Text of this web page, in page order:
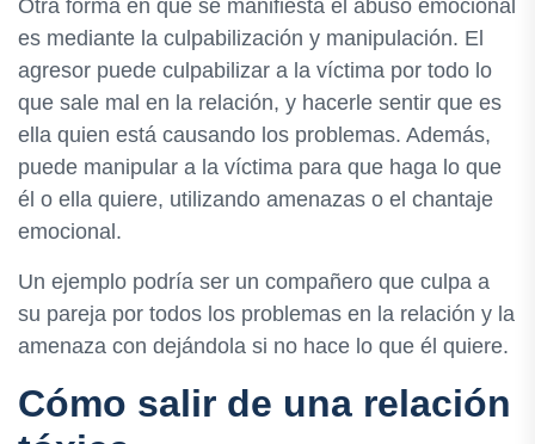
Otra forma en que se manifiesta el abuso emocional
es mediante la culpabilización y manipulación. El
agresor puede culpabilizar a la víctima por todo lo
que sale mal en la relación, y hacerle sentir que es
ella quien está causando los problemas. Además,
puede manipular a la víctima para que haga lo que
él o ella quiere, utilizando amenazas o el chantaje
emocional.
Un ejemplo podría ser un compañero que culpa a
su pareja por todos los problemas en la relación y la
amenaza con dejándola si no hace lo que él quiere.
Cómo salir de una relación